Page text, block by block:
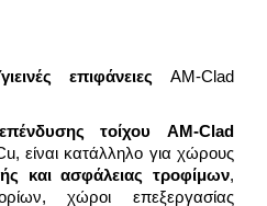
επιφάνειες AM-Clad
επένδυσης τοίχου AM-Clad
είναι κατάλληλο για χώρους
και ασφάλειας τροφίμων,
χώροι επεξεργασίας